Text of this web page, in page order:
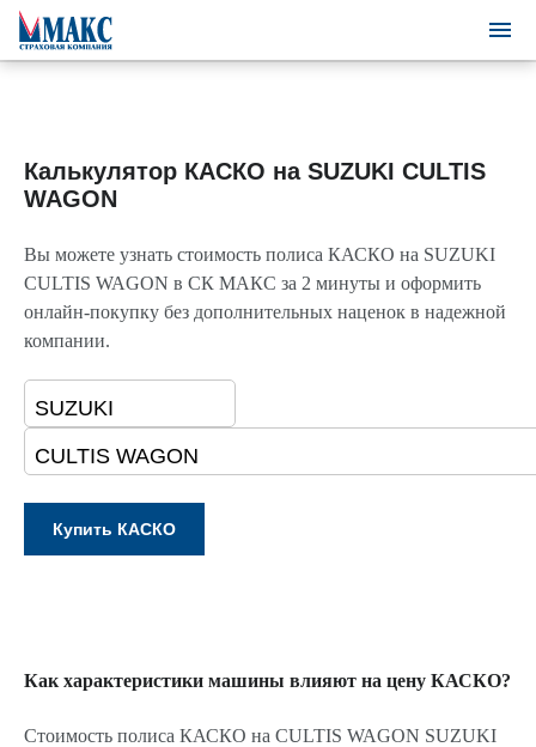
Калькулятор КАСКО на SUZUKI CULTIS
WAGON
Вы можете узнать стоимость полиса КАСКО на SUZUKI
CULTIS WAGON в СК МАКС за 2 минуты и оформить
онлайн-покупку без дополнительных наценок в надежной
компании.
Как характеристики машины влияют на цену КАСКО?
Стоимость полиса КАСКО на CULTIS WAGON SUZUKI